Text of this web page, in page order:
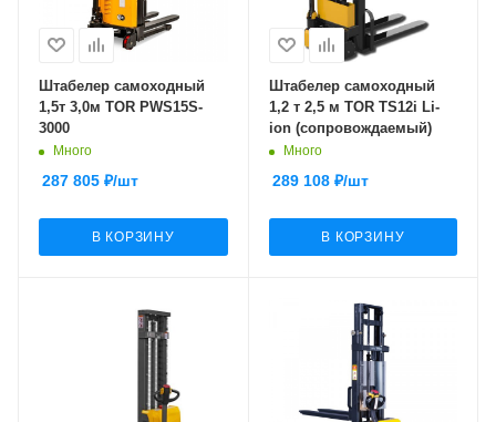
Штабелер самоходный
1,5т 3,0м TOR PWS15S-
3000
Много
287 805 ₽/шт
В КОРЗИНУ
Штабелер самоходный
1,2 т 2,5 м TOR TS12i Li-
ion (сопровождаемый)
Много
289 108₽/шт
В КОРЗИНУ